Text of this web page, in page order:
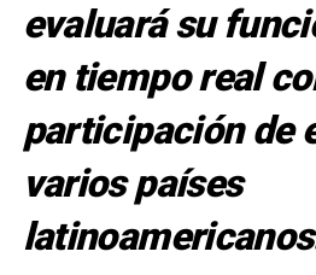
evaluará su
en tiempo real
participación de
varios países